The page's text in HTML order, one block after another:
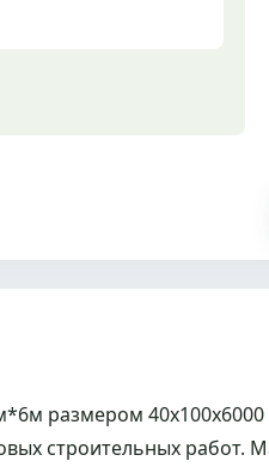
размером
строительных работ.